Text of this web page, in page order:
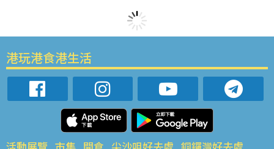
港玩港食港生活